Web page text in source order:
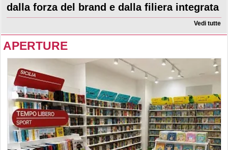
dalla forza del brand e dalla filiera integrata
Vedi tutte
APERTURE